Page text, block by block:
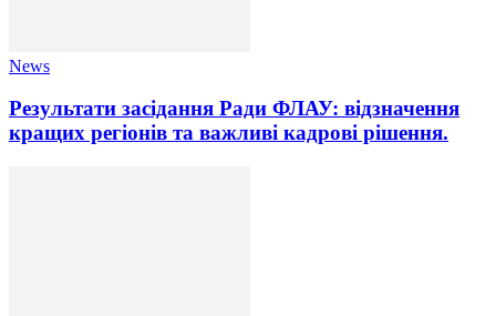
News
Результати засідання Ради ФЛАУ: відзначення
кращих регіонів та важливі кадрові рішення.